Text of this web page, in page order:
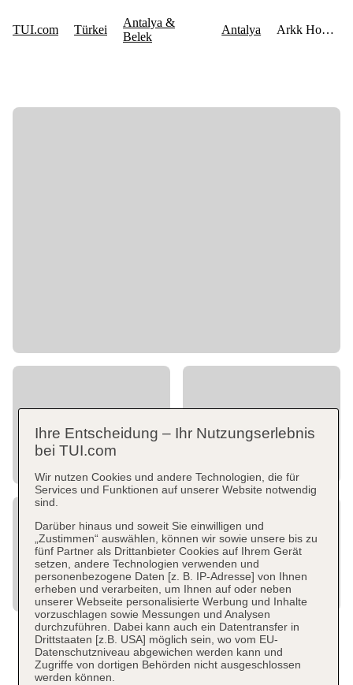
Ihre Entscheidung – Ihr Nutzungserlebnis
bei TUI.com
Wir nutzen Cookies und andere Technologien, die für
Services und Funktionen auf unserer Website notwendig
sind.
Darüber hinaus und soweit Sie einwilligen und
„Zustimmen“ auswählen, können wir sowie unsere bis zu
fünf Partner als Drittanbieter Cookies auf Ihrem Gerät
setzen, andere Technologien verwenden und
personenbezogene Daten [z. B. IP-Adresse] von Ihnen
erheben und verarbeiten, um Ihnen auf oder neben
unserer Webseite personalisierte Werbung und Inhalte
vorzuschlagen sowie Messungen und Analysen
durchzuführen. Dabei kann auch ein Datentransfer in
Drittstaaten [z.B. USA] möglich sein, wo vom EU-
Datenschutzniveau abgewichen werden kann und
Zugriffe von dortigen Behörden nicht ausgeschlossen
werden können.